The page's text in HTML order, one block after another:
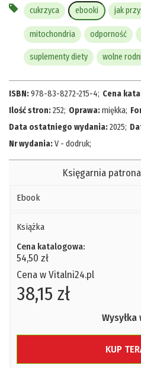
cukrzyca ebooki jak
mitochondria odporność
suplementy diety wolne
ISBN:978-83-8272-215-4; Cena
Ilość stron:252; Oprawa:miękka;
Data ostatniego wydania:2025;
Nr wydania:V - dodruk;
Księgarnia
Ebook
Książka
Cena katalogowa:
54,50 zł
Cena w Vitalni24.pl
38,15 zł
Wysyłka
KUP